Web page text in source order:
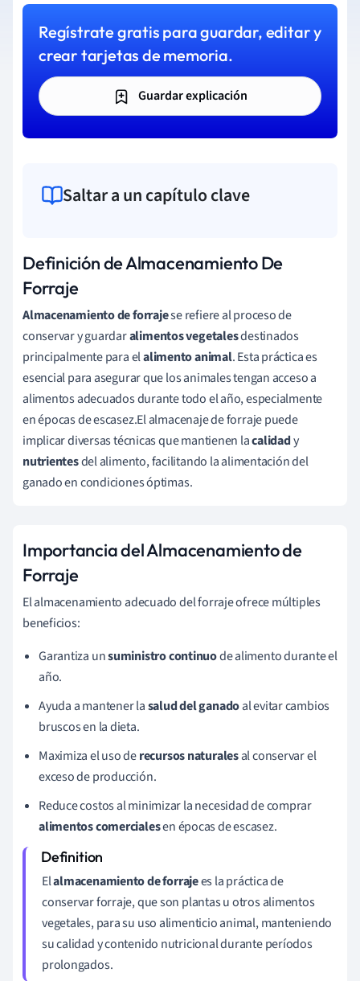
Regístrate gratis para guardar, editar y
crear tarjetas de memoria.
Guardar explicación
Saltar a un capítulo clave
Definición de Almacenamiento De
Forraje
Almacenamiento de forrajese refiere al proceso de
conservar y guardaralimentos vegetalesdestinados
principalmente para elalimento animal. Esta práctica es
esencial para asegurar que los animales tengan acceso a
alimentos adecuados durante todo el año, especialmente
en épocas de escasez.El almacenaje de forraje puede
implicar diversas técnicas que mantienen lacalidady
nutrientesdel alimento, facilitando la alimentación del
ganado en condiciones óptimas.
Importancia del Almacenamiento de
Forraje
El almacenamiento adecuado del forraje ofrece múltiples
beneficios:
Garantiza unsuministro continuode alimento durante el
año.
Ayuda a mantener lasalud del ganadoal evitar cambios
bruscos en la dieta.
Maximiza el uso derecursos naturalesal conservar el
exceso de producción.
Reduce costos al minimizar la necesidad de comprar
alimentos comercialesen épocas de escasez.
Elalmacenamiento de forrajees la práctica de
conservar forraje, que son plantas u otros alimentos
vegetales, para su uso alimenticio animal, manteniendo
su calidad y contenido nutricional durante períodos
prolongados.